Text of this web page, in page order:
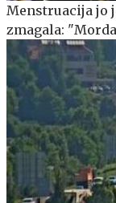
Menstruacija jo
zmagala: